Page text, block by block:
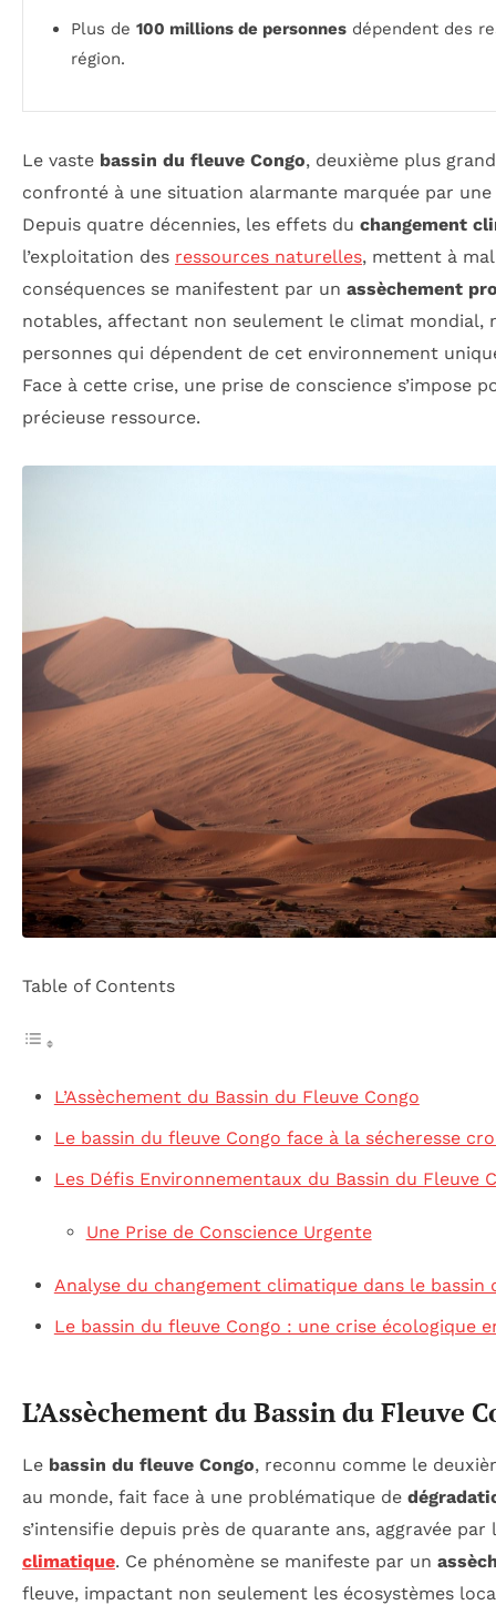
Plus de 100 millions de personnes dépendent des
région.
Le vaste bassin du fleuve Congo, deuxième plus
confronté à une situation alarmante marquée par une
Depuis quatre décennies, les effets du changement
l’exploitation des ressources naturelles, mettent à
conséquences se manifestent par un assèchement
notables, affectant non seulement le climat mondial,
personnes qui dépendent de cet environnement
Face à cette crise, une prise de conscience s’impose
précieuse ressource.
Table of Contents
L’Assèchement du Bassin du Fleuve Congo
Le bassin du fleuve Congo face à la sécheresse
Les Défis Environnementaux du Bassin du Fleuve
Une Prise de Conscience Urgente
Analyse du changement climatique dans le bassin
Le bassin du fleuve Congo : une crise écologique
L’Assèchement du Bassin du Fleuve
Le bassin du fleuve Congo, reconnu comme le
au monde, fait face à une problématique de
s’intensifie depuis près de quarante ans, aggravée
climatique. Ce phénomène se manifeste par un
fleuve, impactant non seulement les écosystèmes